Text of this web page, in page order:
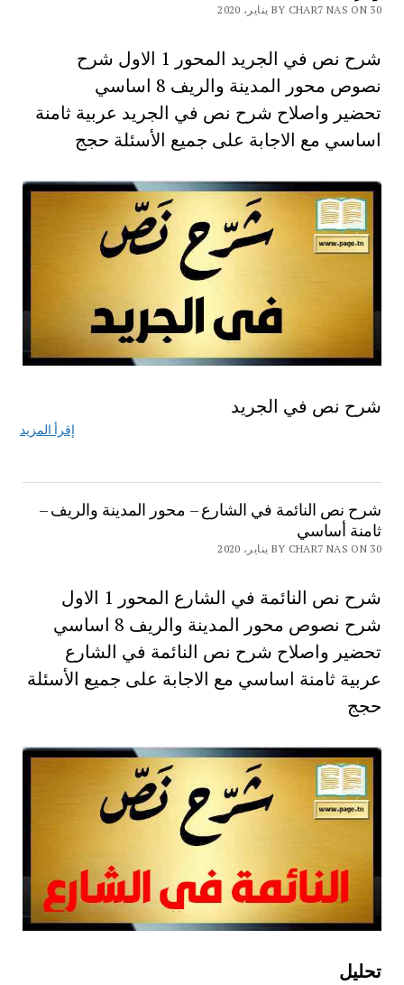
BY CHAR7 NAS ON 30 يناير، 2020
شرح نص في الجريد المحور 1 الاول شرح
نصوص محور المدينة والريف 8 اساسي
تحضير واصلاح شرح نص في الجريد عربية ثامنة
اساسي مع الاجابة على جميع الأسئلة حجج
شرح نص في الجريد
إقرأ المزيد
شرح نص النائمة في الشارع – محور المدينة والريف –
ثامنة أساسي
BY CHAR7 NAS ON 30 يناير، 2020
شرح نص النائمة في الشارع المحور 1 الاول
شرح نصوص محور المدينة والريف 8 اساسي
تحضير واصلاح شرح نص النائمة في الشارع
عربية ثامنة اساسي مع الاجابة على جميع الأسئلة
حجج
تحليل